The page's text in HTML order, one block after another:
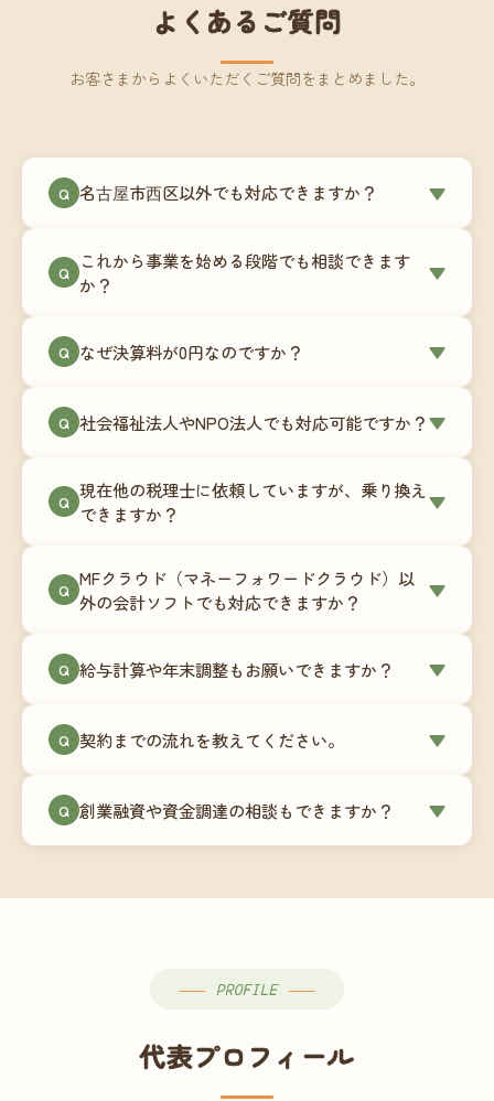
よくあるご質問
お客さまからよくいただくご質問をまとめました。
Q 名古屋市西区以外でも対応できますか？ ▼
す。Zoomやチャットツールを使ったオンラインで
のやり取りが中心ですので、地域を問わずサポー
地域の事業者さまにご利用いただいています。
Q
これから事業を始める段階でも相談できます
か？
▼
180,000円〜）をご用意しています。事業計画の段
談にも対応しています。
Q なぜ決算料が0円なのですか？ ▼
次で進めています。そのため、決算時に追加の作
リプション型の料金体系を実現しています。年間
コストが事前にわかるので、資金繰りの見通しも
Q 社会福祉法人やNPO法人でも対応可能ですか？▼
は営利法人とは会計基準や監査要件が異なるた
め、別途お見積りとなります。まずはお気軽にご
Q 現在他の税理士に依頼していますが、乗り換え
できますか？
▼
ます。前任の税理士事務所との連携や、過去の帳
簿データの移行もお手伝いします。決算期のタイ
での変更も対応可能です。
Q MFクラウド（マネーフォワードクラウド）以
外の会計ソフトでも対応できますか？
▼
供しています。これから会計ソフトを導入される
します。freee・弥生会計等をご利用中の場合は、
Q 給与計算や年末調整もお願いできますか？ ▼
怠集計あり／5名まで）は月額15,000円〜、年末調
す。人数が増える場合は別途お見積りします。
Q 契約までの流れを教えてください。 ▼
（30〜60分）でご事業内容・ご要望のヒアリング
→ ③お見積り・ご契約 → ④MFクラウドの初期設
談から契約まで費用は発生しませんので、お気軽
Q 創業融資や資金調達の相談もできますか？ ▼
PROFILE
代表プロフィール